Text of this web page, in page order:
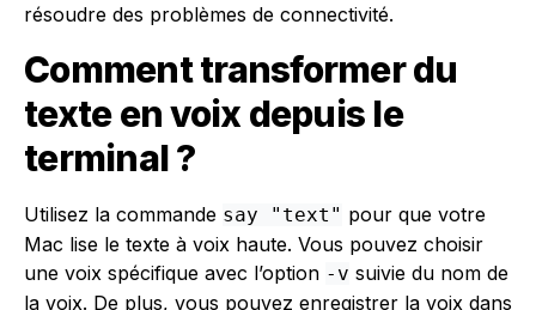
résoudre des problèmes de connectivité.
Comment transformer du
texte en voix depuis le
terminal ?
Utilisez la commande say "text" pour que votre
Mac lise le texte à voix haute. Vous pouvez choisir
une voix spécifique avec l’option -v suivie du nom de
la voix. De plus, vous pouvez enregistrer la voix dans